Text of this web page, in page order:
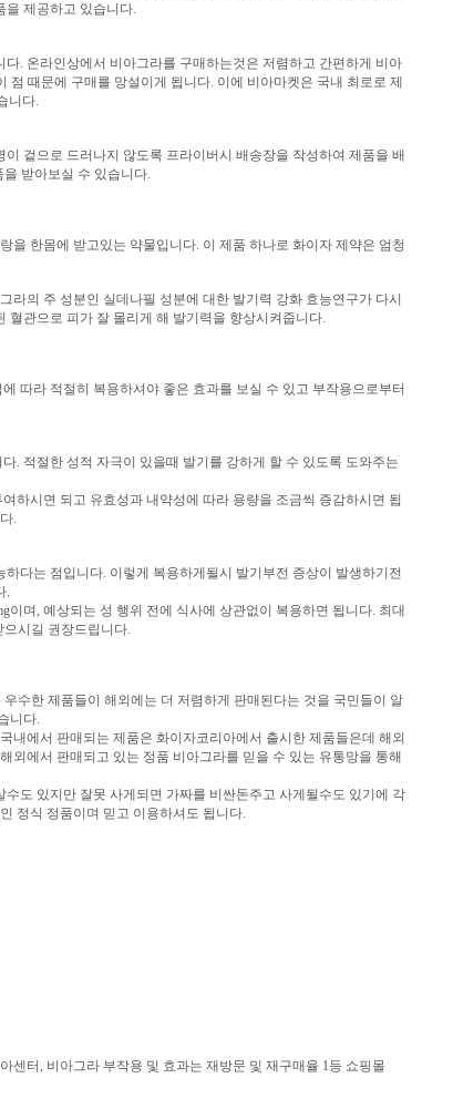
을 제공하고 있습니다.
. 온라인상에서 비아그라를 구매하는것은 저렴하고 간편하게 비아
때문에 구매를 망설이게 됩니다. 이에 비아마켓은 국내 최로로 제
니다.
겉으로 드러나지 않도록 프라이버시 배송장을 작성하여 제품을 배
받아보실 수 있습니다.
을 한몸에 받고있는 약물입니다. 이 제품 하나로 화이자 제약은 엄청
의 주 성분인 실데나필 성분에 대한 발기력 강화 효능연구가 다시
혈관으로 피가 잘 몰리게 해 발기력을 향상시켜줍니다.
따라 적절히 복용하셔야 좋은 효과를 보실 수 있고 부작용으로부터
. 적절한 성적 자극이 있을때 발기를 강하게 할 수 있도록 도와주는
하시면 되고 유효성과 내약성에 따라 용량을 조금씩 증감하시면 됩
.
다는 점입니다. 이렇게 복용하게될시 발기부전 증상이 발생하기전
.
며, 예상되는 성 행위 전에 식사에 상관없이 복용하면 됩니다. 최대
시길 권장드립니다.
수한 제품들이 해외에는 더 저렴하게 판매된다는 것을 국민들이 알
니다.
내에서 판매되는 제품은 화이자코리아에서 출시한 제품들은데 해외
에서 판매되고 있는 정품 비아그라를 믿을 수 있는 유통망을 통해
도 있지만 잘못 사게되면 가짜를 비싼돈주고 사게될수도 있기에 각
정식 정품이며 믿고 이용하셔도 됩니다.
센터, 비아그라 부작용 및 효과는 재방문 및 재구매율 1등 쇼핑몰